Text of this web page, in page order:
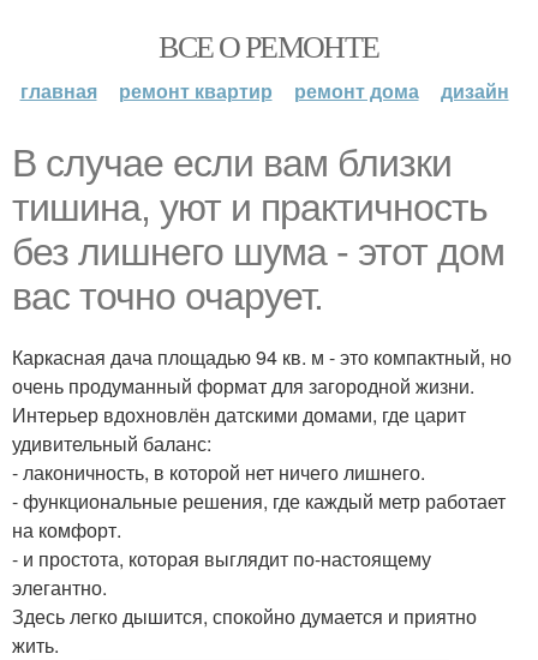
ВСЕ О РЕМОНТЕ
главная ремонт квартир ремонт дома дизайн
В случае если вам близки
тишина, уют и практичность
без лишнего шума - этот дом
вас точно очарует.
Каркасная дача площадью 94 кв. м - это компактный, но
очень продуманный формат для загородной жизни.
Интерьер вдохновлён датскими домами, где царит
удивительный баланс:
- лаконичность, в которой нет ничего лишнего.
- функциональные решения, где каждый метр работает
на комфорт.
- и простота, которая выглядит по-настоящему
элегантно.
Здесь легко дышится, спокойно думается и приятно
жить.